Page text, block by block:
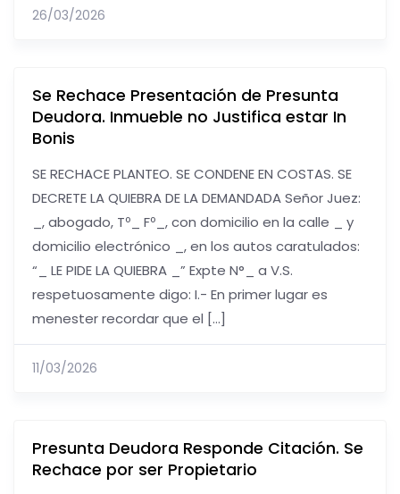
26/03/2026
Se Rechace Presentación de Presunta
Deudora. Inmueble no Justifica estar In
Bonis
SE RECHACE PLANTEO. SE CONDENE EN COSTAS. SE
DECRETE LA QUIEBRA DE LA DEMANDADA Señor Juez:
_, abogado, Tº_ Fº_, con domicilio en la calle _ y
domicilio electrónico _, en los autos caratulados:
“_ LE PIDE LA QUIEBRA _” Expte N°_ a V.S.
respetuosamente digo: I.- En primer lugar es
menester recordar que el […]
11/03/2026
Presunta Deudora Responde Citación. Se
Rechace por ser Propietario